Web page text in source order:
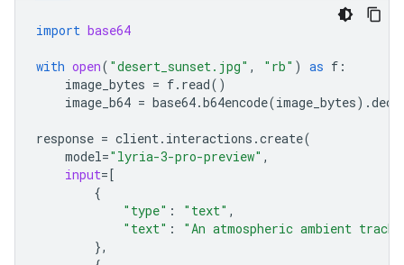
import base64
with open( "desert_sunset.jpg" , "rb" ) as f :
image_bytes = f. read()
image_b64 = base64.b64encode(image_bytes) .
response = client. interactions .create(
model="lyria-3-pro-preview" ,
input=[
{
"type" : "text" ,
"text" :
"An atmospheric ambient
},